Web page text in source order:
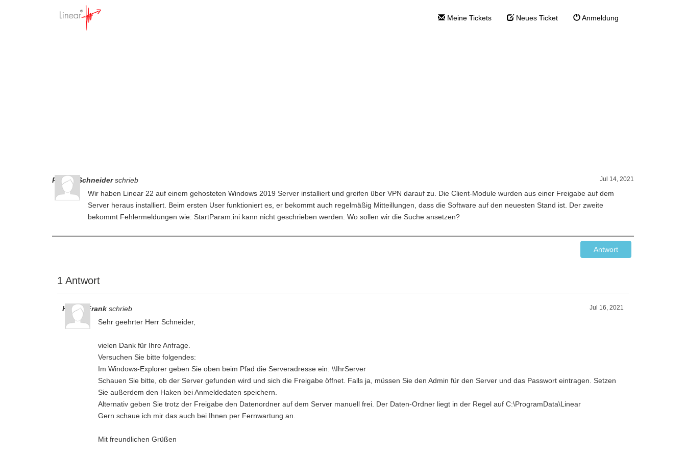
Meine Tickets Neues Ticket Anmeldung
Jul 14, 2021
Robert Schneider schrieb
Wir haben Linear 22 auf einem gehosteten Windows 2019 Server installiert und greifen über VPN darauf zu. Die Client-Module wurden aus einer Freigabe auf dem
Server heraus installiert. Beim ersten User funktioniert es, er bekommt auch regelmäßig Mitteillungen, dass die Software auf den neuesten Stand ist. Der zweite
bekommt Fehlermeldungen wie: StartParam.ini kann nicht geschrieben werden. Wo sollen wir die Suche ansetzen?
Antwort
1 Antwort
Jul 16, 2021
Hagen Frank schrieb
Sehr geehrter Herr Schneider,
vielen Dank für Ihre Anfrage.
Versuchen Sie bitte folgendes:
Im Windows-Explorer geben Sie oben beim Pfad die Serveradresse ein: \\IhrServer
Schauen Sie bitte, ob der Server gefunden wird und sich die Freigabe öffnet. Falls ja, müssen Sie den Admin für den Server und das Passwort eintragen. Setzen
Sie außerdem den Haken bei Anmeldedaten speichern.
Alternativ geben Sie trotz der Freigabe den Datenordner auf dem Server manuell frei. Der Daten-Ordner liegt in der Regel auf C:\ProgramData\Linear
Gern schaue ich mir das auch bei Ihnen per Fernwartung an.
Mit freundlichen Grüßen